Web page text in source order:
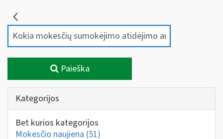
Paieška
Kategorijos
Bet kurios kategorijos
Mokesčio naujiena (51)